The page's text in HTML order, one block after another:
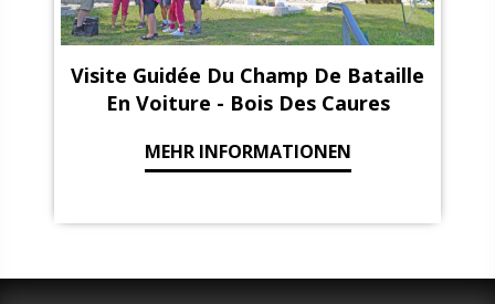
Visite Guidée Du Champ De Bataille
En Voiture - Bois Des Caures
MEHR INFORMATIONEN